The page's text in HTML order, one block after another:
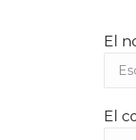
El
El